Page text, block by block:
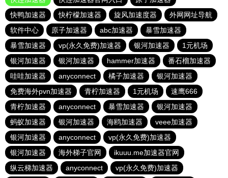
快鸭加速器
快柠檬加速器 旋风加速度器
外网网址导航
软件中心
原子加速器 abc加速器
暴雪加速器
暴雪加速器
vp(永久免费)加速器 银河加速器
1元机场
银河加速器
银河加速器 hammer加速器
番石榴加速器
哇哇加速器
anyconnect 橘子加速器
银河加速器
免费海外pvn加速器
青柠加速器 1元机场
速鹰666
青柠加速器
anyconnect 暴雪加速器
银河加速器
蚂蚁加速器
银河加速器 海鸥加速器
veee加速器
银河加速器
anyconnect
vp(永久免费)加速器
银河加速器
海外梯子官网
ikuuu.me加速器官网
纵云梯加速器
anyconnect vp(永久免费)加速器